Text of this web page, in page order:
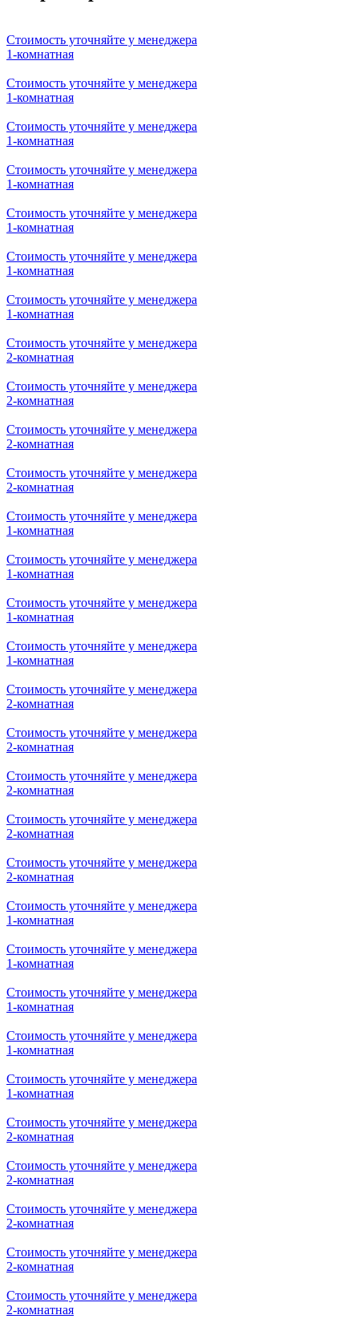
Я согласен наобработку персональных данных
ознакомлен с условиямиПолитики конфиденциальности
ООО "Куформ" и условиями
Посмотреть другие квартиры ЖК
«мкр. Маршала Рокоссовского»
Стоимость уточняйте у менеджера
1-комнатная
Стоимость уточняйте у менеджера
1-комнатная
Стоимость уточняйте у менеджера
1-комнатная
Стоимость уточняйте у менеджера
1-комнатная
Стоимость уточняйте у менеджера
1-комнатная
Стоимость уточняйте у менеджера
1-комнатная
Стоимость уточняйте у менеджера
1-комнатная
Стоимость уточняйте у менеджера
2-комнатная
Стоимость уточняйте у менеджера
2-комнатная
Стоимость уточняйте у менеджера
2-комнатная
Стоимость уточняйте у менеджера
2-комнатная
Стоимость уточняйте у менеджера
1-комнатная
Стоимость уточняйте у менеджера
1-комнатная
Стоимость уточняйте у менеджера
1-комнатная
Стоимость уточняйте у менеджера
1-комнатная
Стоимость уточняйте у менеджера
2-комнатная
Стоимость уточняйте у менеджера
2-комнатная
Стоимость уточняйте у менеджера
2-комнатная
Стоимость уточняйте у менеджера
2-комнатная
Стоимость уточняйте у менеджера
2-комнатная
Стоимость уточняйте у менеджера
1-комнатная
Стоимость уточняйте у менеджера
1-комнатная
Стоимость уточняйте у менеджера
1-комнатная
Стоимость уточняйте у менеджера
1-комнатная
Стоимость уточняйте у менеджера
1-комнатная
Стоимость уточняйте у менеджера
2-комнатная